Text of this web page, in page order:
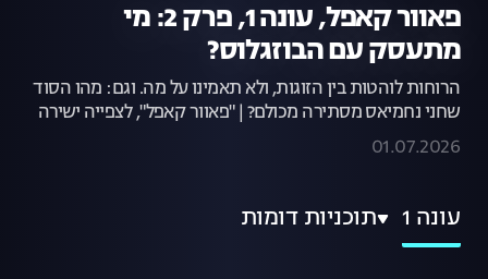
פאוור קאפל, עונה 1, פרק 2: מי
מתעסק עם הבוזגלוס?
הרוחות לוהטות בין הזוגות, ולא תאמינו על מה. וגם: מהו הסוד
שחני נחמיאס מסתירה מכולם? | "פאוור קאפל", לצפייה ישירה
01.07.2026
עונה 1 תוכניות דומות